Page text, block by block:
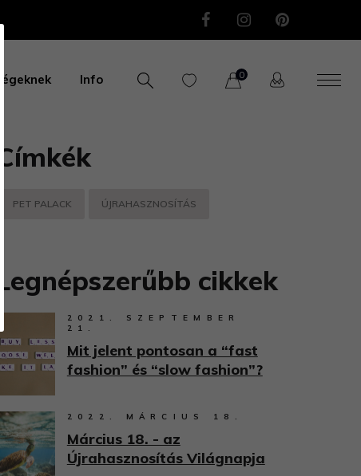
Cégeknek Info 0
Címkék
PET PALACK ÚJRAHASZNOSÍTÁS
Legnépszerűbb cikkek
2021. SZEPTEMBER
21.
Mit jelent pontosan a “fast
fashion” és “slow fashion”?
2022. MÁRCIUS 18.
Március 18. - az
Újrahasznosítás Világnapja